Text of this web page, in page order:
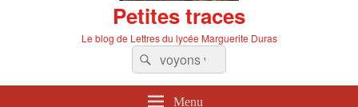
Petites traces
Le blog de Lettres du lycée Marguerite Duras
Recherche :
Rechercher
Menu